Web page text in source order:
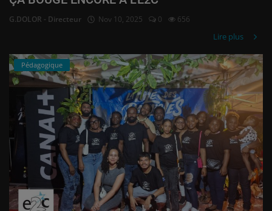
G.DOLOR - Directeur Nov 10, 2025 0 656
Lire plus
Pédagogique